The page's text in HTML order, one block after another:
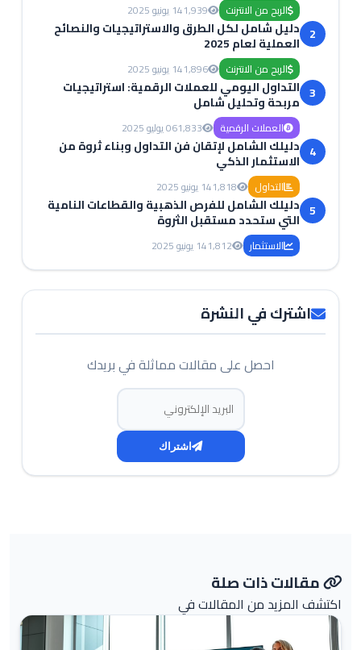
الربح من الانترنت 1,93914 يونيو 2025
2 دليل شامل لكل الطرق والاستراتيجيات والنصائح
العملية لعام 2025
الربح من الانترنت 1,89614 يونيو 2025
3 التداول اليومي للعملات الرقمية: استراتيجيات
مربحة وتحليل شامل
العملات الرقمية 1,83306 يوليو 2025
4 دليلك الشامل لإتقان فن التداول وبناء ثروة من
الاستثمار الذكي
التداول 1,81814 يونيو 2025
5 دليلك الشامل للفرص الذهبية والقطاعات النامية
التي ستحدد مستقبل الثروة
الاستثمار 1,81214 يونيو 2025
اشترك في النشرة
احصل على مقالات مماثلة في بريدك
البريد الإلكتروني
اشتراك
مقالات ذات صلة
اكتشف المزيد من المقالات في